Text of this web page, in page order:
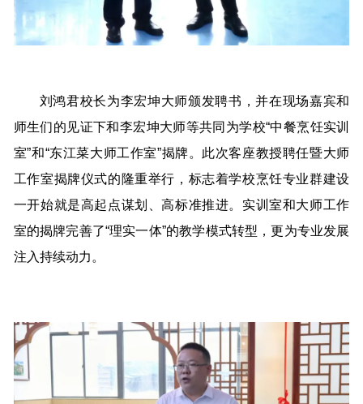
刘鸿君校长为李宏坤大师颁发聘书，并在现场嘉宾和
师生们的见证下和李宏坤大师等共同为学校“中餐烹饪实训
室”和“东江菜大师工作室”揭牌。此次客座教授聘任暨大师
工作室揭牌仪式的隆重举行，标志着学校烹饪专业群建设
一开始就是高起点谋划、高标准推进。实训室和大师工作
室的揭牌完善了“理实一体”的教学模式转型，更为专业发展
注入持续动力。